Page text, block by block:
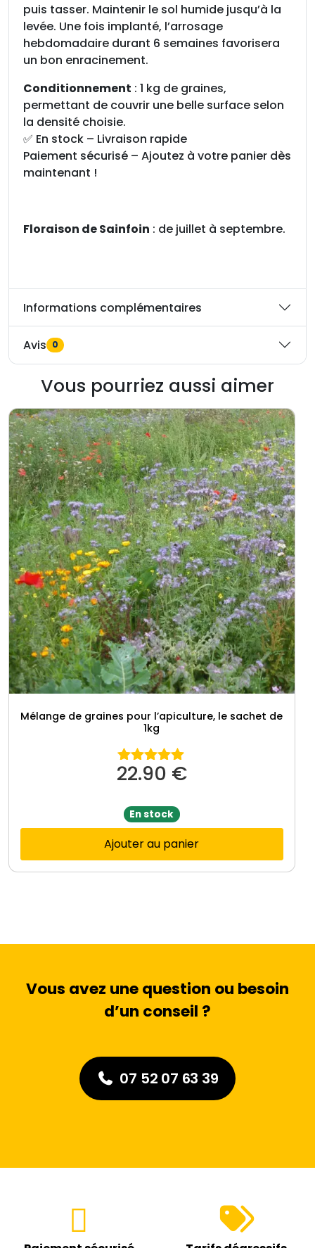
puis tasser. Maintenir le sol humide jusqu’à la
levée. Une fois implanté, l’arrosage
hebdomadaire durant 6 semaines favorisera
un bon enracinement.
Conditionnement : 1 kg de graines,
permettant de couvrir une belle surface selon
la densité choisie.
✅ En stock – Livraison rapide
Paiement sécurisé – Ajoutez à votre panier dès
maintenant !
Floraison de Sainfoin : de juillet à septembre.
Informations complémentaires
Avis 0
Vous pourriez aussi aimer
Mélange de graines pour l’apiculture, le sachet de
1kg
Note5.00
sur 5
22.90 €
En stock
Ajouter au panier
Vous avez une question ou besoin
d’un conseil ?
07 52 07 63 39